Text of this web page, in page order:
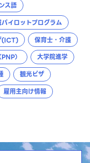
ス語
イロットプログラム
(ICT)
保育士・介護
）
大学院進学
観光ビザ
雇用主向け情報